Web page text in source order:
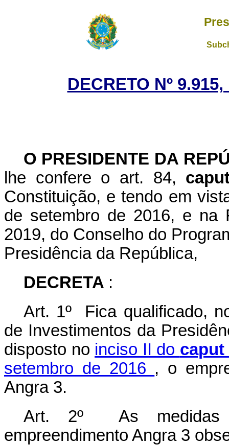
DECRETO Nº
O PRESIDENTE DA
lhe confere o art. 84,
Constituição, e tendo em
de setembro de 2016, e na
2019, do Conselho do
Presidência da República,
DECRETA :
Art. 1º Fica qualificado,
de Investimentos da
disposto no inciso II do caput
setembro de 2016 , o
Angra 3.
Art. 2º As medidas
empreendimento Angra 3